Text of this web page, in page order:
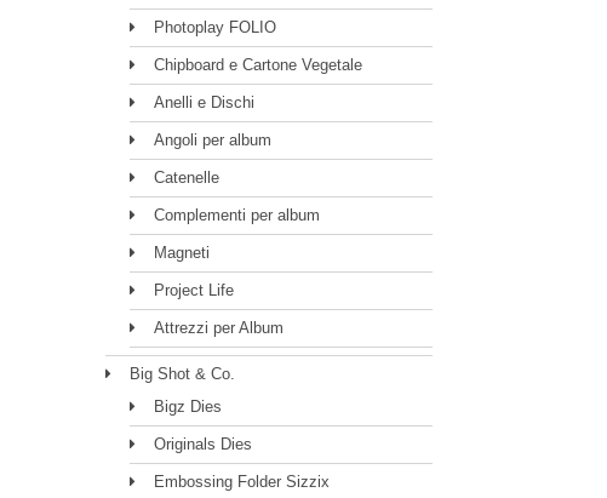
Photoplay FOLIO
Chipboard e Cartone Vegetale
Anelli e Dischi
Angoli per album
Catenelle
Complementi per album
Magneti
Project Life
Attrezzi per Album
Big Shot & Co.
Bigz Dies
Originals Dies
Embossing Folder Sizzix